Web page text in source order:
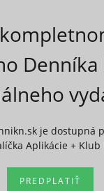
je dostupná
Aplikácie + Klub
PREDPLATIŤ